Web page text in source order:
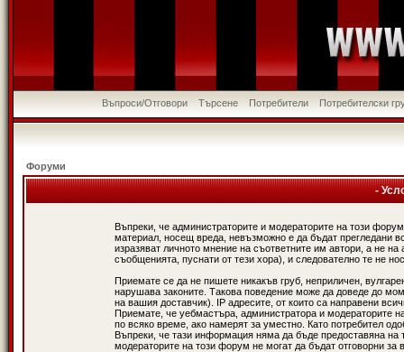
Въпроси/Отговори Търсене Потребители Потребителски
Форуми
-
Въпреки, че администраторите и модераторите на този
материал, носещ вреда, невъзможно е да бъдат прегледани
изразяват личното мнение на съответните им автори, а не
съобщенията, пуснати от тези хора), и следователно те не
Приемате се да не пишете никакъв груб, неприличен,
нарушава законите. Такова поведение може да доведе до
на вашия доставчик). IP адресите, от които са направени
Приемате, че уебмастъра, администратора и модераторите
по всяко време, ако намерят за уместно. Като потребител
Въпреки, че тази информация няма да бъде предоставяна
модераторите на този форум не могат да бъдат отговорни за